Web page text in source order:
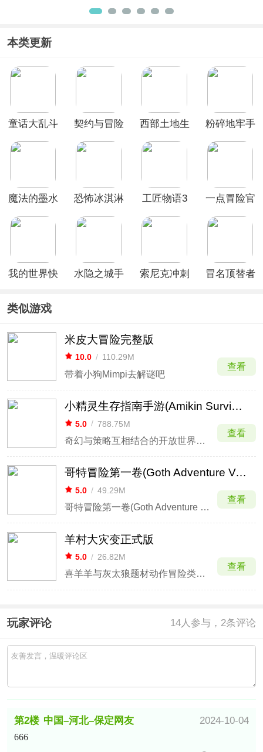
版
版
本类更新
童话大乱斗
契约与冒险
西部土地生
最新版
粉碎地牢手
魔法的墨水
恐怖冰淇淋
工匠物语3
一点冒险官
我的世界快
水隐之城手
索尼克冲刺
冒名顶替者
类似游戏
米皮大冒险完整版
10.0 / 110.29M
带着小狗Mimpi去解谜吧
查看
小精灵生存指南手游(Amikin Survival)
5.0 / 788.75M
奇幻与策略互相结合的开放世界冒险生存游戏
查看
哥特冒险第一卷(Goth Adventure Volume 1)手游
5.0 / 49.29M
哥特冒险第一卷(Goth Adventure Volume 1)手游是一款像素风格的横版冒险游戏。在游戏中由玩家扮演的是一个骷髅魔法师，在四大场景中阻止邪恶巫师的计划，使用你的魔法去打败巫师来保护墓地之中的和平。
查看
羊村大灾变正式版
5.0 / 26.82M
喜羊羊与灰太狼题材动作冒险类手机游戏
查看
玩家评论 14 人参与，2条评论
第2楼 中国–河北–保定网友 2024-10-04
666